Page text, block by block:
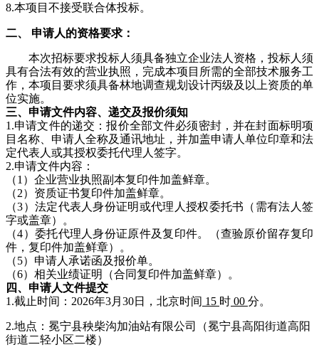
8.本项目 不接受联合体投标。
二、 申请人的资格要求：
本次招标要求投标人须具备独立企业法人资格，投标人须
具有合法有效的营业执照， 完成本项目所需的全部技术服务工
作 ， 本项目要求须具备林地调查规划设计丙级及以上资质的单
位实施。
三、申请文件内容、递交及报价须知
1.申请文件的递交：报价全部文件必须密封，并在封面标明项
目名称、 申请人 全称及通讯地址，并加盖申请人 单位印章和法
定代表人或其授权委托代理人 签字。
2.申请文件内容：
（1 ） 企业营业执照副本复印件加盖鲜章。
（2） 资质证书复印件加盖鲜章。
（3） 法定代表人身份证明或代理人授权委托书 （需有法人签
字或盖章）
。
（4） 委托代理人身份证原件及复印件。（查验原价留存复印
件，复印件加盖鲜章）。
（5）申请人 承诺函及报价单。
（6）相关业绩证明（合同复印件加盖鲜章）
。
四、申请人文件提交
1.截止时间：2026年3月30日， 北京时间 15 时 00 分。
2.地点：冕宁县秧柴沟加油站有限公司（冕宁县高阳街道高阳
街道二轻小区二楼）